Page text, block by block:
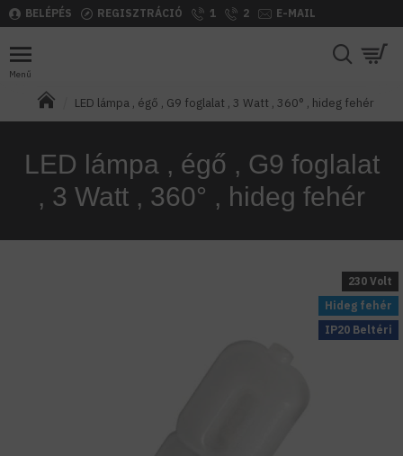
BELÉPÉS REGISZTRÁCIÓ 1 2 E-MAIL
LED lámpa , égő , G9 foglalat , 3 Watt , 360° , hideg fehér
LED lámpa , égő , G9 foglalat
, 3 Watt , 360° , hideg fehér
Hideg fehér
IP20 Beltéri
230 Volt